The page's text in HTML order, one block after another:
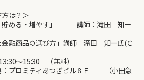
は？＞
貯める・増やす」 講師：滝田 知一
融商品の選び方」講師：滝田 知一氏(Ｃ
13:30～15:30 （無料）
ィあつぎビル８Ｆ （小田急